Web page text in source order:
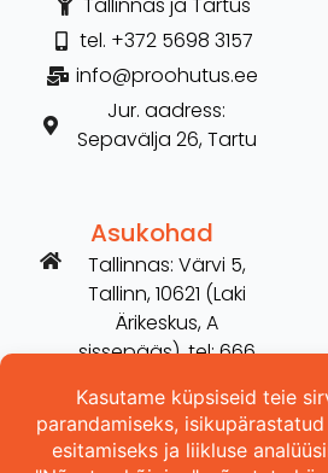
Tallinnas ja Tartus
tel. +372 5698 3157
info@proohutus.ee
Jur. aadress:
Sepavälja 26, Tartu
Asukohad
Tallinnas: Värvi 5,
Tallinn, 10621 (Laki
Ärikeskus, A
sissepääs), tel: 666
Tartus: Võru 254,
Tartu, 50115 (vana